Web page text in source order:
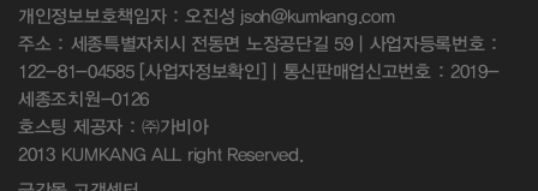
개인정보보호책임자 : 오진성 jsoh@kumkang.com
주소 : 세종특별자치시 전동면 노장공단길 59 | 사업자등록번호 :
122-81-04585 [사업자정보확인] | 통신판매업신고번호 : 2019-
세종조치원-0126
호스팅 제공자 : ㈜가비아
2013 KUMKANG ALL right Reserved.